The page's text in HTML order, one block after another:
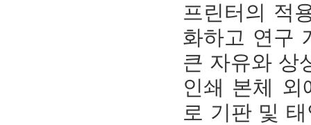
프린터의 적
화하고 연구
큰 자유와 상
인쇄 본체 외
로 기판 및